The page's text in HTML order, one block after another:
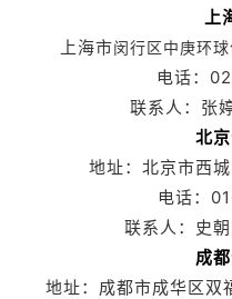
上
上海市闵行区中庚环
电话：
联系人：张
北京
地址：北京市西
电话：
联系人：史
成
地址：成都市成华区